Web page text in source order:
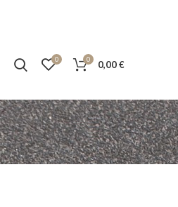
0 0 0,00€